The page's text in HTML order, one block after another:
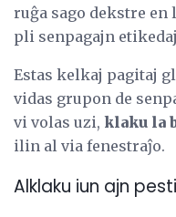
ruĝa sago dekstre en
pli senpagajn
Estas kelkaj pagitaj
vidas grupon de
vi volas uzi, klaku la
ilin al via fenestraĵo.
Alklaku iun ajn